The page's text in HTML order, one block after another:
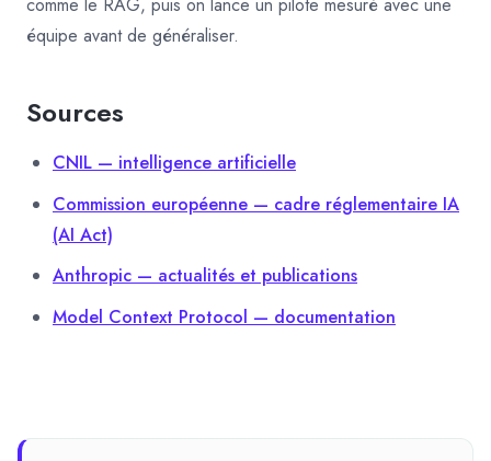
équipe avant de généraliser.
Sources
CNIL — intelligence artificielle
Commission européenne — cadre réglementaire IA
(AI Act)
Anthropic — actualités et publications
Model Context Protocol — documentation